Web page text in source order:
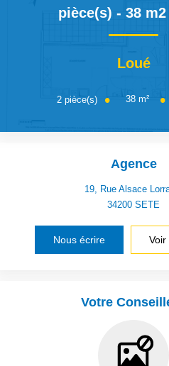
pièce(s) - 38 m2
Loué
2 pièce(s) 38 m²
Agence
19, Rue Alsace
34200SETE
Nous écrire Voir
Votre